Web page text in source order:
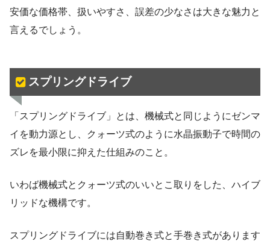
安価な価格帯、扱いやすさ、誤差の少なさは大きな魅力と
言えるでしょう。
スプリングドライブ
「スプリングドライブ」とは、機械式と同じようにゼンマ
イを動力源とし、クォーツ式のように水晶振動子で時間の
ズレを最小限に抑えた仕組みのこと。
いわば機械式とクォーツ式のいいとこ取りをした、ハイブ
リッドな機構です。
スプリングドライブには自動巻き式と手巻き式があります